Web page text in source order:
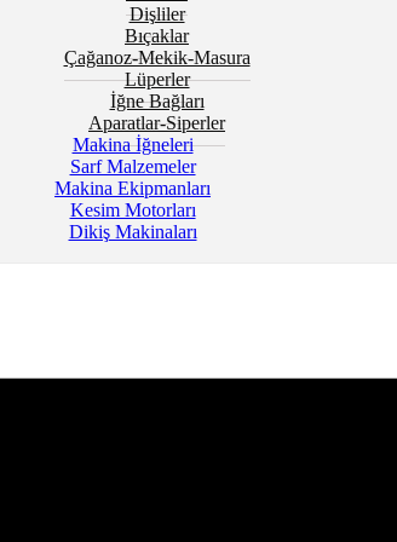
Dişliler
Bıçaklar
Çağanoz-Mekik-Masura
Lüperler
İğne Bağları
Aparatlar-Siperler
Makina İğneleri
Sarf Malzemeler
Makina Ekipmanları
Kesim Motorları
Dikiş Makinaları